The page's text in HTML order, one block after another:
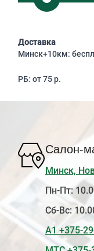
Доставка
Минск+10км:
РБ: от 75 р.
Салон-
Минск,
Пн-Пт:
Сб-Вс:
А1 +375-